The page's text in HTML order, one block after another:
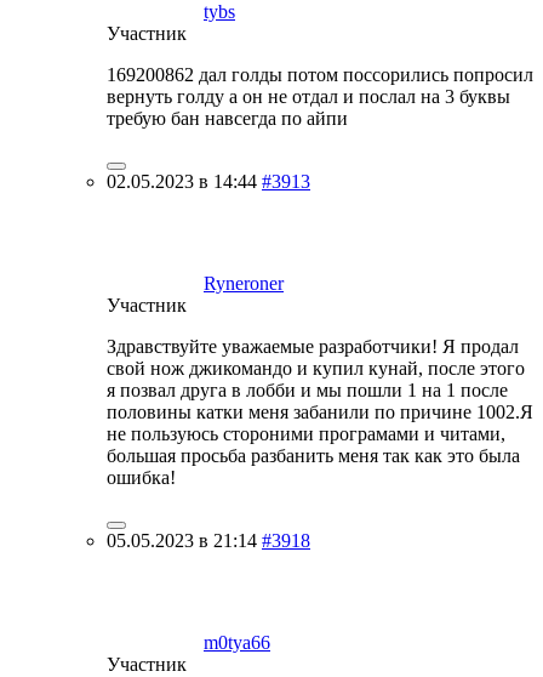
tybs
Участник
169200862 дал голды потом поссорились попросил
вернуть голду а он не отдал и послал на 3 буквы
требую бан навсегда по айпи
02.05.2023 в 14:44 #3913
Ryneroner
Участник
Здравствуйте уважаемые разработчики! Я продал
свой нож джикомандо и купил кунай, после этого
я позвал друга в лобби и мы пошли 1 на 1 после
половины катки меня забанили по причине 1002.Я
не пользуюсь стороними програмами и читами,
большая просьба разбанить меня так как это была
ошибка!
05.05.2023 в 21:14 #3918
m0tya66
Участник